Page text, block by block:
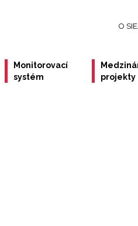
O
Monitorovací
systém
projekty